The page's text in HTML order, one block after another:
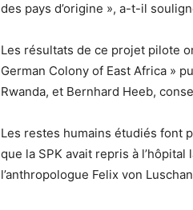
des pays d’origine », a-t-il
Les résultats de ce projet pilote
German Colony of East Africa »
Rwanda, et Bernhard Heeb,
Les restes humains étudiés font
que la SPK avait repris à
l’anthropologue Felix von